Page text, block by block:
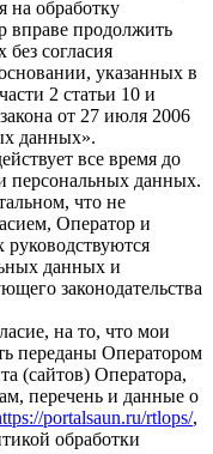
на обработку
вправе продолжить
согласия
указанных в
2 статьи 10 и
от 27 июля 2006
данных».
все время до
персональных данных.
что не
Оператор и
данных и
законодательства
на то, что мои
переданы Оператором
(сайтов) Оператора,
перечень и данные о
portalsaun.ru/rtlops/,
обработки